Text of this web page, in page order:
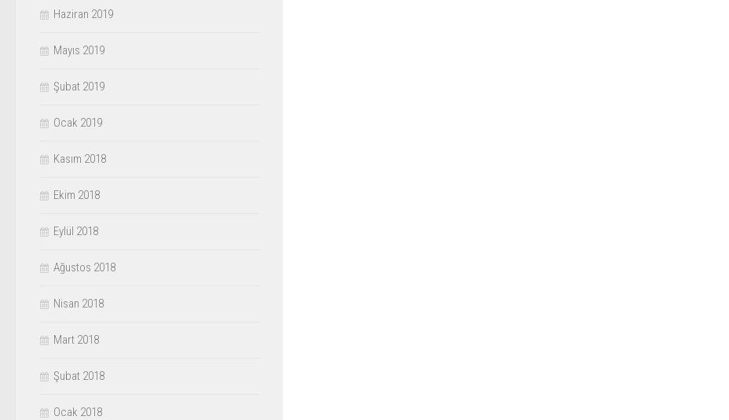
Haziran 2019
Mayıs 2019
Şubat 2019
Ocak 2019
Kasım 2018
Ekim 2018
Eylül 2018
Ağustos 2018
Nisan 2018
Mart 2018
Şubat 2018
Ocak 2018